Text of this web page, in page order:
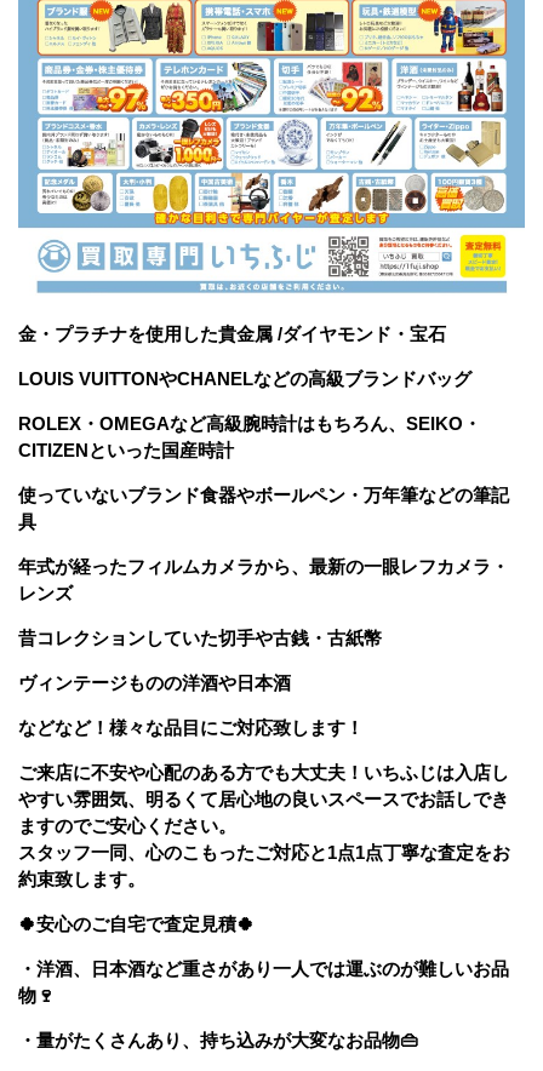
金・プラチナを使用した貴金属 /ダイヤモンド・宝石
LOUIS VUITTONやCHANELなどの高級ブランドバッグ
ROLEX・OMEGAなど高級腕時計はもちろん、SEIKO・
CITIZENといった国産時計
使っていないブランド食器やボールペン・万年筆などの筆記
具
年式が経ったフィルムカメラから、最新の一眼レフカメラ・
レンズ
昔コレクションしていた切手や古銭・古紙幣
ヴィンテージものの洋酒や日本酒
などなど！様々な品目にご対応致します！
ご来店に不安や心配のある方でも大丈夫！いちふじは入店し
やすい雰囲気、明るくて居心地の良いスペースでお話しでき
ますのでご安心ください。
スタッフ一同、心のこもったご対応と1点1点丁寧な査定をお
約束致します。
🍀安心のご自宅で査定見積🍀
・洋酒、日本酒など重さがあり一人では運ぶのが難しいお品
物 🍷
・量がたくさんあり、持ち込みが大変なお品物👜